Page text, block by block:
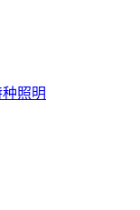
照明